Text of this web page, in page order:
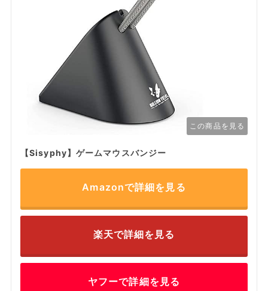
この商品を見る
【Sisyphy】ゲームマウスバンジー
Amazonで詳細を見る
楽天で詳細を見る
ヤフーで詳細を見る